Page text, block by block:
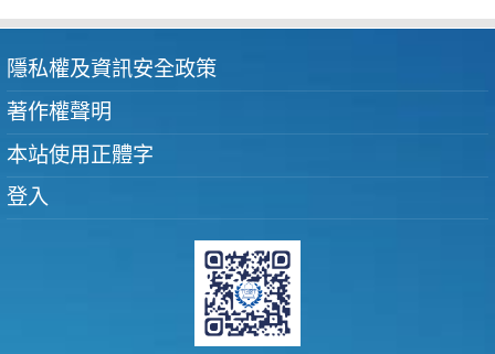
隱私權及資訊安全政策
著作權聲明
本站使用正體字
登入